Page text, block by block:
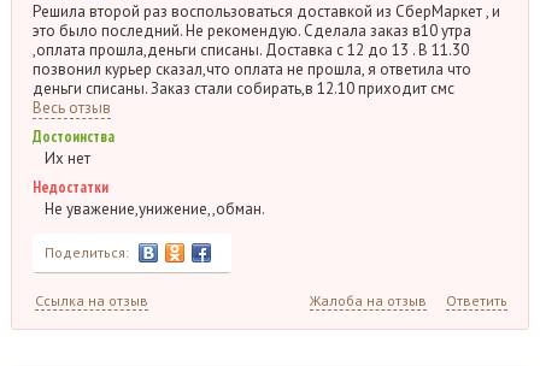
Решила второй раз воспользоваться доставкой из СберМаркет , и
это было последний. Не рекомендую. Сделала заказ в10 утра
,оплата прошла,деньги списаны. Доставка с 12 до 13 . В 11.30
позвонил курьер сказал,что оплата не прошла, я ответила что
деньги списаны. Заказ стали собирать,в 12.10 приходит смс
Весь отзыв
Достоинства
Их нет
Недостатки
Не уважение,унижение,,обман.
Поделиться:
Ссылка на отзыв Жалоба на отзыв Ответить